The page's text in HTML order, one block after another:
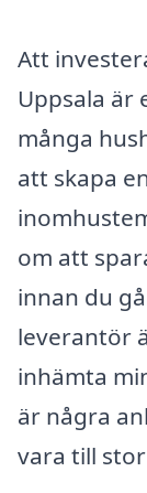
Att
Uppsala är
många
att skapa
om att
innan du
leverantör
inhämta
är några
vara till